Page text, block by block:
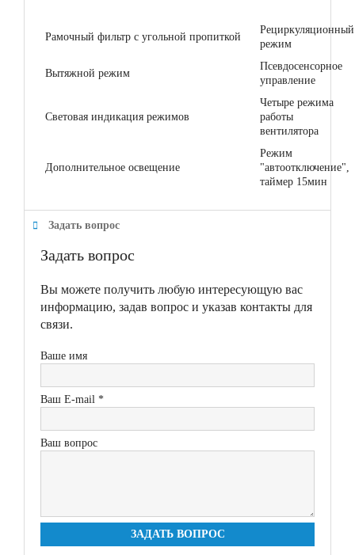
Рамочный фильтр с угольной пропиткой
Рециркуляционный
режим
Вытяжной режим
Псевдосенсорное
управление
Световая индикация режимов
Четыре режима
работы
вентилятора
Дополнительное освещение
Режим
"автоотключение",
таймер 15мин
Задать вопрос
Задать вопрос
Вы можете получить любую интересующую вас
информацию, задав вопрос и указав контакты для
связи.
Ваше имя
Ваш E-mail *
Ваш вопрос
ЗАДАТЬ ВОПРОС